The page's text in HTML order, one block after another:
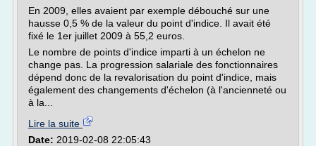
En 2009, elles avaient par exemple débouché sur une
hausse 0,5 % de la valeur du point d'indice. Il avait été
fixé le 1er juillet 2009 à 55,2 euros.
Le nombre de points d'indice imparti à un échelon ne
change pas. La progression salariale des fonctionnaires
dépend donc de la revalorisation du point d'indice, mais
également des changements d'échelon (à l'ancienneté ou
à la...
Lire la suite
Date: 2019-02-08 22:05:43